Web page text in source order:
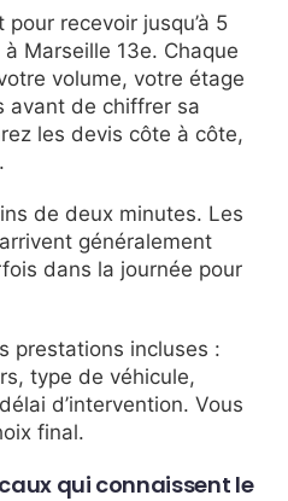
recevoir jusqu’à 5
Marseille 13e. Chaque
volume, votre étage
avant de chiffrer sa
les devis côte à côte,
de deux minutes. Les
généralement
dans la journée pour
prestations incluses :
type de véhicule,
d’intervention. Vous
final.
qui connaissent le